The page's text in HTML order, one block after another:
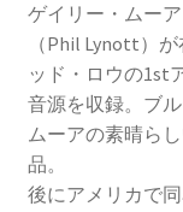
ゲイリー・ムー
（Phil Lynott）
ッド・ロウの1st
音源を収録。ブ
ムーアの素晴ら
品。
後にアメリカで